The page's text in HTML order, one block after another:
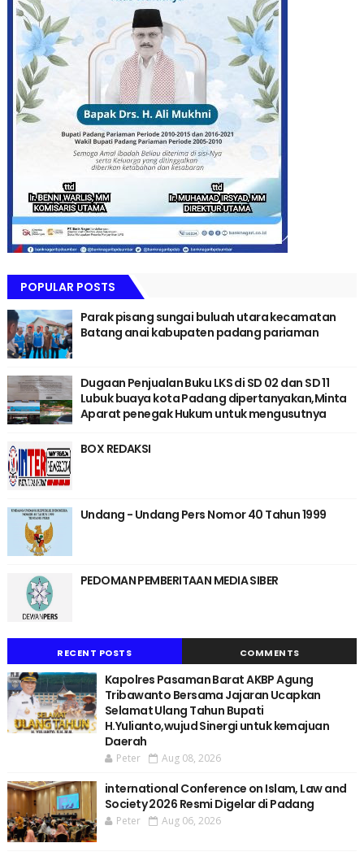
POPULAR POSTS
Parak pisang sungai buluah utara kecamatan
Batang anai kabupaten padang pariaman
Dugaan Penjualan Buku LKS di SD 02 dan SD 11
Lubuk buaya kota Padang dipertanyakan,Minta
Aparat penegak Hukum untuk mengusutnya
BOX REDAKSI
Undang - Undang Pers Nomor 40 Tahun 1999
PEDOMAN PEMBERITAAN MEDIA SIBER
RECENT POSTS COMMENTS
Kapolres Pasaman Barat AKBP Agung
Tribawanto Bersama Jajaran Ucapkan
Selamat Ulang Tahun Bupati
H.Yulianto,wujud Sinergi untuk kemajuan
Daerah
Peter Aug 08, 2026
international Conference on Islam, Law and
Society 2026 Resmi Digelar di Padang
Peter Aug 06, 2026